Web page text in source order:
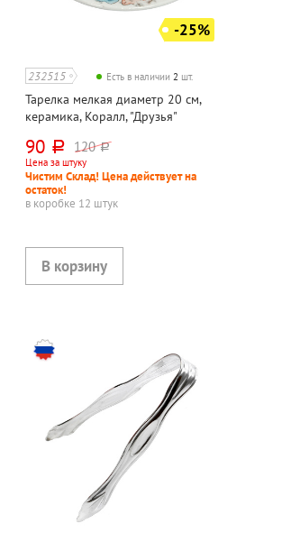
-25%
232515 Есть в наличии2 шт.
Тарелка мелкая диаметр 20 см,
керамика, Коралл, "Друзья"
90 руб. 120 руб.
Цена за штуку
Чистим Склад! Цена действует на
остаток!
в коробке 12 штук